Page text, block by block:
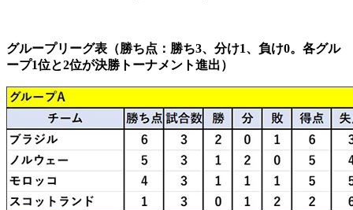
グループリーグ表（勝ち点：勝ち3、分け1、負け0。各グル
ープ1位と2位が決勝トーナメント進出）